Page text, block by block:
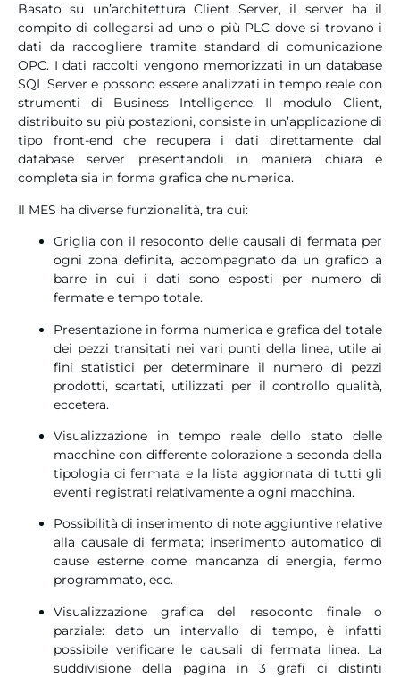
Basato su un’architettura Client Server, il server ha il
compito di collegarsi ad uno o più PLC dove si trovano i
dati da raccogliere tramite standard di comunicazione
OPC. I dati raccolti vengono memorizzati in un database
SQL Server e possono essere analizzati in tempo reale con
strumenti di Business Intelligence. Il modulo Client,
distribuito su più postazioni, consiste in un’applicazione di
tipo front-end che recupera i dati direttamente dal
database server presentandoli in maniera chiara e
completa sia in forma grafica che numerica.
Il MES ha diverse funzionalità, tra cui:
Griglia con il resoconto delle causali di fermata per
ogni zona definita, accompagnato da un grafico a
barre in cui i dati sono esposti per numero di
fermate e tempo totale.
Presentazione in forma numerica e grafica del totale
dei pezzi transitati nei vari punti della linea, utile ai
fini statistici per determinare il numero di pezzi
prodotti, scartati, utilizzati per il controllo qualità,
eccetera.
Visualizzazione in tempo reale dello stato delle
macchine con differente colorazione a seconda della
tipologia di fermata e la lista aggiornata di tutti gli
eventi registrati relativamente a ogni macchina.
Possibilità di inserimento di note aggiuntive relative
alla causale di fermata; inserimento automatico di
cause esterne come mancanza di energia, fermo
programmato, ecc.
Visualizzazione grafica del resoconto finale o
parziale: dato un intervallo di tempo, è infatti
possibile verificare le causali di fermata linea. La
suddivisione della pagina in 3 grafi ci distinti